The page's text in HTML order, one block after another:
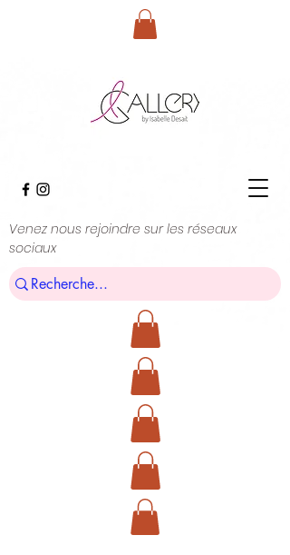
Venez nous rejoindre sur les réseaux
sociaux